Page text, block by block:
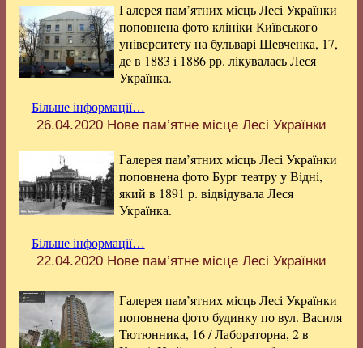
Галерея пам’ятних місць Лесі Українки
поповнена фото клініки Київського
університету на бульварі Шевченка, 17,
де в 1883 i 1886 рр. лікувалась Леся
Українка.
Більше інформації…
26.04.2020 Нове пам’ятне місце Лесі Українки
Галерея пам’ятних місць Лесі Українки
поповнена фото Бург театру у Відні,
який в 1891 р. відвідувала Леся
Українка.
Більше інформації…
22.04.2020 Нове пам’ятне місце Лесі Українки
Галерея пам’ятних місць Лесі Українки
поповнена фото будинку по вул. Василя
Тютюнника, 16 / Лабораторна, 2 в